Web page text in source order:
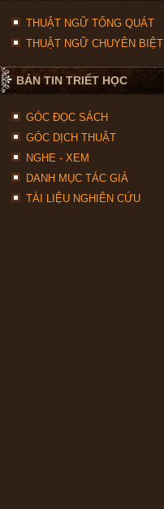
THUẬT NGỮ TỔNG QUÁT
THUẬT NGỮ CHUYÊN BIỆT
BẢN TIN TRIẾT HỌC
GÓC ĐỌC SÁCH
GÓC DỊCH THUẬT
NGHE - XEM
DANH MỤC TÁC GIẢ
TÀI LIỆU NGHIÊN CỨU